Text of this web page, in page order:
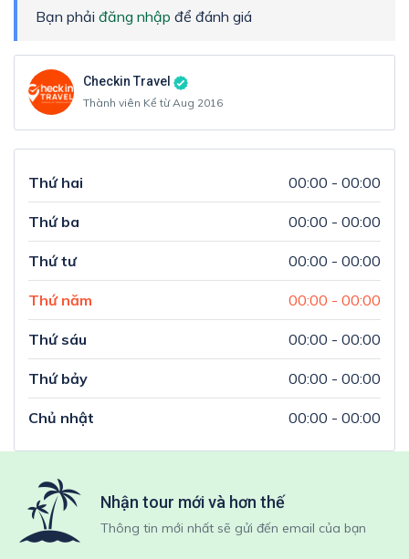
Bạn phải đăng nhập để đánh giá
Checkin Travel
Thành viên Kể từ Aug 2016
Thứ hai 00:00 - 00:00
Thứ ba 00:00 - 00:00
Thứ tư 00:00 - 00:00
Thứ năm 00:00 - 00:00
Thứ sáu 00:00 - 00:00
Thứ bảy 00:00 - 00:00
Chủ nhật 00:00 - 00:00
Nhận tour mới và hơn thế
Thông tin mới nhất sẽ gửi đến email của bạn